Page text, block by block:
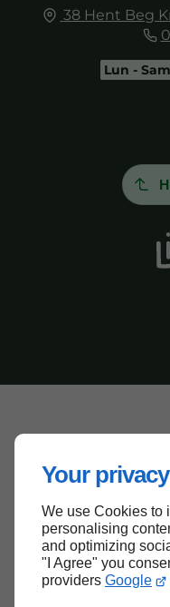
Your
We use Cookies to
personalising
and optimizing
"I Agree" you
providers Google
38 Hent Beg
Lun - Sam